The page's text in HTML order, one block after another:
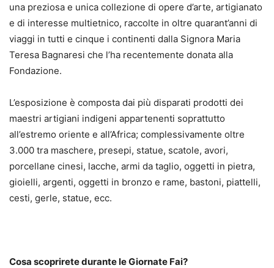
una preziosa e unica collezione di opere d’arte, artigianato
e di interesse multietnico, raccolte in oltre quarant’anni di
viaggi in tutti e cinque i continenti dalla Signora Maria
Teresa Bagnaresi che l’ha recentemente donata alla
Fondazione.
L’esposizione è composta dai più disparati prodotti dei
maestri artigiani indigeni appartenenti soprattutto
all’estremo oriente e all’Africa; complessivamente oltre
3.000 tra maschere, presepi, statue, scatole, avori,
porcellane cinesi, lacche, armi da taglio, oggetti in pietra,
gioielli, argenti, oggetti in bronzo e rame, bastoni, piattelli,
cesti, gerle, statue, ecc.
Cosa scoprirete durante le Giornate Fai?